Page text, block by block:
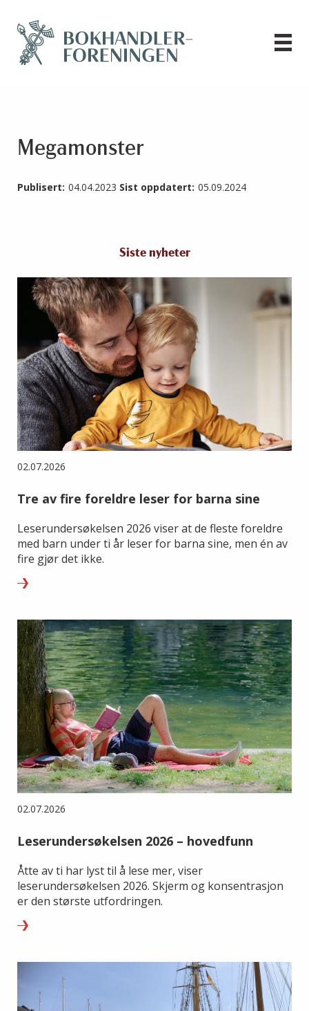
Megamonster
Publisert: 04.04.2023 Sist oppdatert: 05.09.2024
Siste nyheter
02.07.2026
Tre av fire foreldre leser for barna sine
Leserundersøkelsen 2026 viser at de fleste foreldre
med barn under ti år leser for barna sine, men én av
fire gjør det ikke.
02.07.2026
Leserundersøkelsen 2026 – hovedfunn
Åtte av ti har lyst til å lese mer, viser
leserundersøkelsen 2026. Skjerm og konsentrasjon
er den største utfordringen.